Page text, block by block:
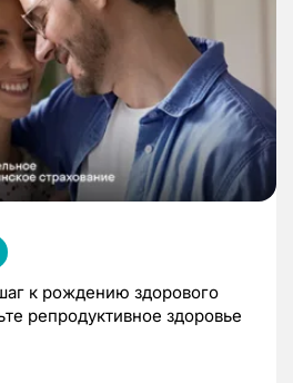
к рождению здорового
репродуктивное здоровье